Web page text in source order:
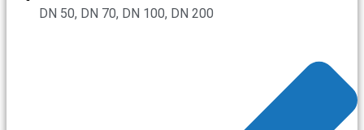
DN 50, DN 70, DN 100, DN 200